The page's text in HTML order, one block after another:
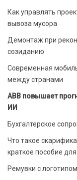
Как управлять
вывоза мусора
Демонтаж при
созиданию
Современная
между странами
ABB повышает
ИИ
Бухгалтерское
Что такое
краткое пособие
Ремувки с